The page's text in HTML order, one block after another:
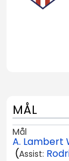
MÅL
Mål
A. Lambert
(Assist: